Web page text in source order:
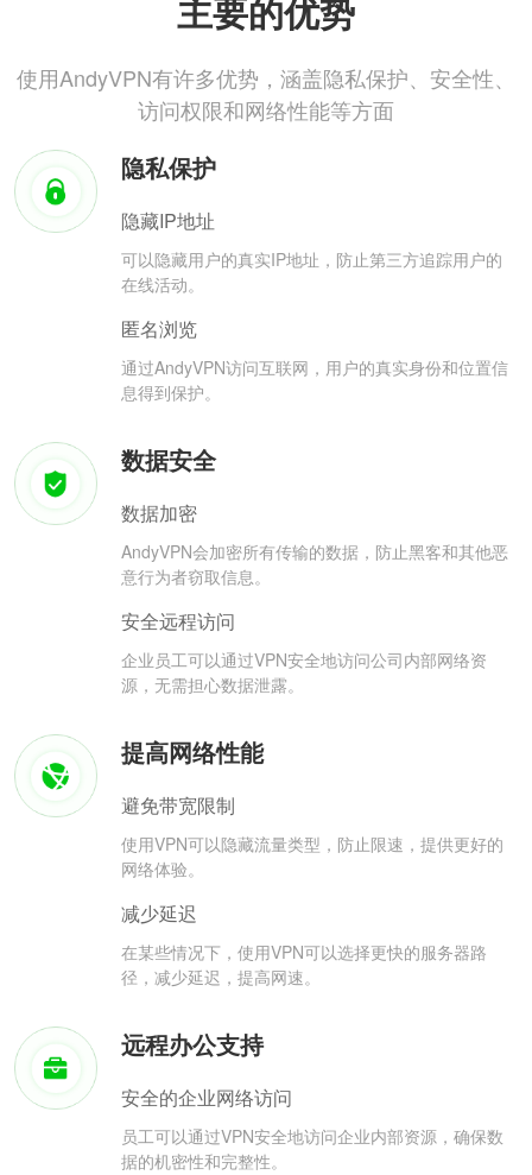
主要的优势
使用AndyVPN有许多优势，涵盖隐私保护、安全性、
访问权限和网络性能等方面
隐私保护
隐藏IP地址
可以隐藏用户的真实IP地址，防止第三方追踪用户的
在线活动。
匿名浏览
通过AndyVPN访问互联网，用户的真实身份和位置信
息得到保护。
数据安全
数据加密
AndyVPN会加密所有传输的数据，防止黑客和其他恶
意行为者窃取信息。
安全远程访问
企业员工可以通过VPN安全地访问公司内部网络资
源，无需担心数据泄露。
提高网络性能
避免带宽限制
使用VPN可以隐藏流量类型，防止限速，提供更好的
网络体验。
减少延迟
在某些情况下，使用VPN可以选择更快的服务器路
径，减少延迟，提高网速。
远程办公支持
安全的企业网络访问
员工可以通过VPN安全地访问企业内部资源，确保数
据的机密性和完整性。